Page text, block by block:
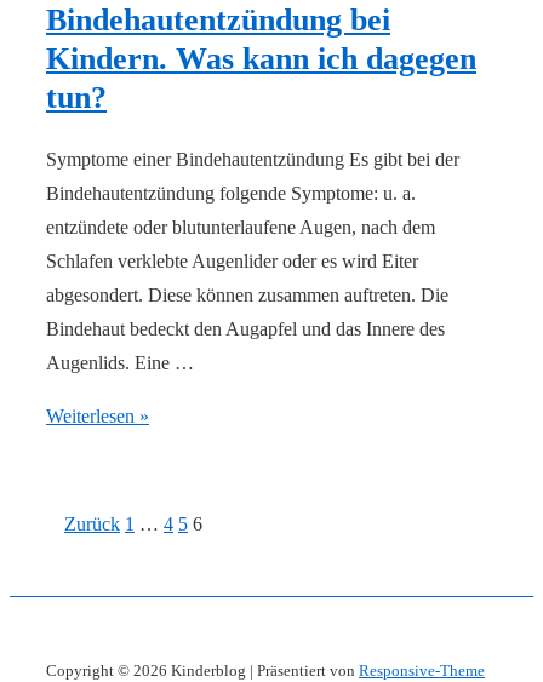
Bindehautentzündung bei
Kindern. Was kann ich dagegen
tun?
Symptome einer Bindehautentzündung Es gibt bei der
Bindehautentzündung folgende Symptome: u. a.
entzündete oder blutunterlaufene Augen, nach dem
Schlafen verklebte Augenlider oder es wird Eiter
abgesondert. Diese können zusammen auftreten. Die
Bindehaut bedeckt den Augapfel und das Innere des
Augenlids. Eine …
Bindehautentzündung
Was
Weiterlesen »
Seitennummerierung
Beiträge
Zurück 1 … 4 5 6
Copyright © 2026 Kinderblog | Präsentiert von Responsive-Theme